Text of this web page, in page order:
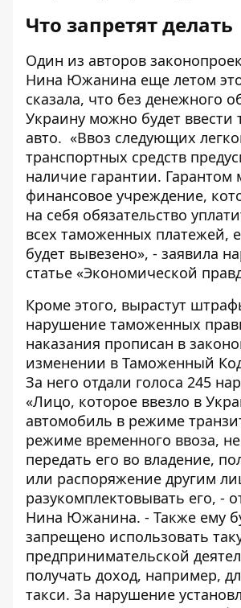
Что запретят делать
Один из авторов
Нина Южанина еще летом
сказала, что без денежного
Украину можно будет ввести
авто. «Ввоз следующих
транспортных средств
наличие гарантии.
финансовое учреждение,
на себя обязательство
всех таможенных платежей,
будет вывезено», - заявила
статье «Экономической
Кроме этого, вырастут
нарушение таможенных
наказания прописан в
изменении в Таможенный
За него отдали голоса 245
«Лицо, которое ввезло в
автомобиль в режиме
режиме временного ввоза,
передать его во владение,
или распоряжение другим
разукомплектовывать его, -
Нина Южанина. - Также ему
запрещено использовать
предпринимательской
получать доход, например,
такси. За нарушение